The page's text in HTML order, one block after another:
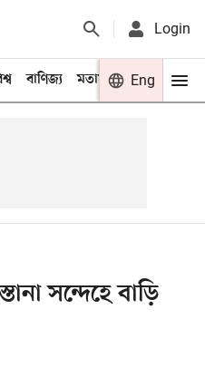
Login
বাণিজ্য মতামত খেলা
Eng
সন্দেহে বাড়ি